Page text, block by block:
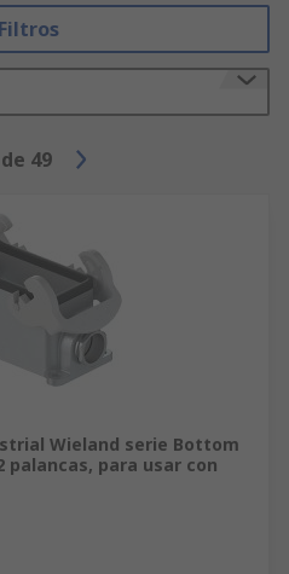
de 49
Wieland serie Bottom
palancas, para usar con